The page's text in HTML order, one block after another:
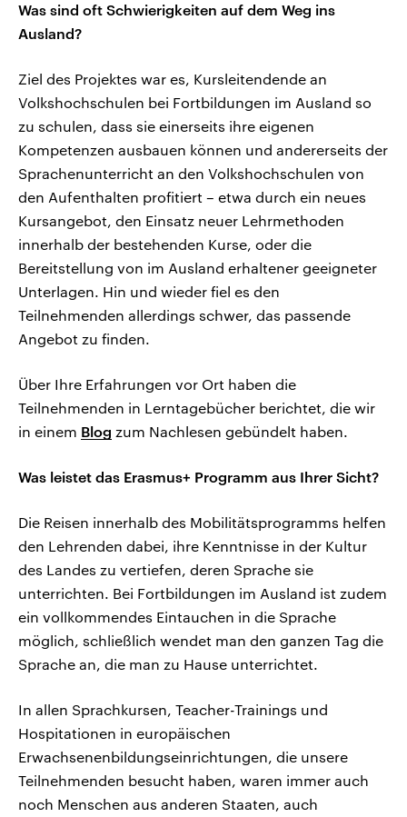
Was sind oft Schwierigkeiten auf dem Weg ins
Ausland?
Ziel des Projektes war es, Kursleitendende an
Volkshochschulen bei Fortbildungen im Ausland so
zu schulen, dass sie einerseits ihre eigenen
Kompetenzen ausbauen können und andererseits der
Sprachenunterricht an den Volkshochschulen von
den Aufenthalten profitiert – etwa durch ein neues
Kursangebot, den Einsatz neuer Lehrmethoden
innerhalb der bestehenden Kurse, oder die
Bereitstellung von im Ausland erhaltener geeigneter
Unterlagen. Hin und wieder fiel es den
Teilnehmenden allerdings schwer, das passende
Angebot zu finden.
Über Ihre Erfahrungen vor Ort haben die
Teilnehmenden in Lerntagebücher berichtet, die wir
in einem Blog zum Nachlesen gebündelt haben.
Was leistet das Erasmus+ Programm aus Ihrer Sicht?
Die Reisen innerhalb des Mobilitätsprogramms helfen
den Lehrenden dabei, ihre Kenntnisse in der Kultur
des Landes zu vertiefen, deren Sprache sie
unterrichten. Bei Fortbildungen im Ausland ist zudem
ein vollkommendes Eintauchen in die Sprache
möglich, schließlich wendet man den ganzen Tag die
Sprache an, die man zu Hause unterrichtet.
In allen Sprachkursen, Teacher-Trainings und
Hospitationen in europäischen
Erwachsenenbildungseinrichtungen, die unsere
Teilnehmenden besucht haben, waren immer auch
noch Menschen aus anderen Staaten, auch